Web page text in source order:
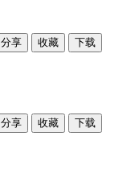
分享 收藏 下载
分享 收藏 下载